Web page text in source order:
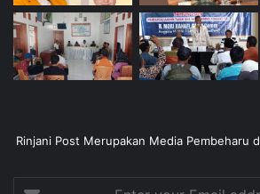
Rinjani Post Merupakan Media Pembeharu